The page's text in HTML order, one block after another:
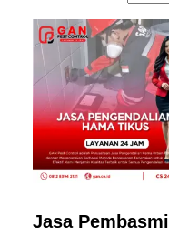
Jasa Pembasmi